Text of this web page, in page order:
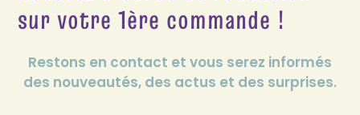
sur votre 1ère commande !
Restons en contact et vous serez informés
des nouveautés, des actus et des surprises.